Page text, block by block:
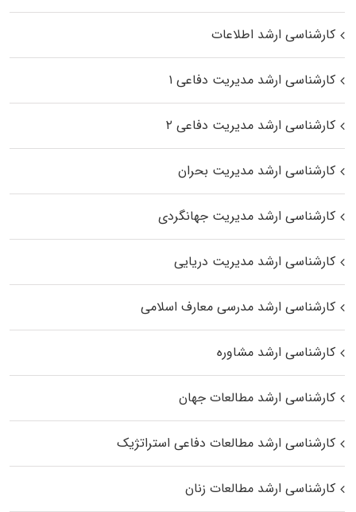
کارشناسی ارشد اطلاعات
کارشناسی ارشد مدیریت دفاعی ۱
کارشناسی ارشد مدیریت دفاعی ۲
کارشناسی ارشد مدیریت بحران
کارشناسی ارشد مدیریت جهانگردی
کارشناسی ارشد مدیریت دریایی
کارشناسی ارشد مدرسی معارف اسلامی
کارشناسی ارشد مشاوره
کارشناسی ارشد مطالعات جهان
کارشناسی ارشد مطالعات دفاعی استراتژیک
کارشناسی ارشد مطالعات زنان